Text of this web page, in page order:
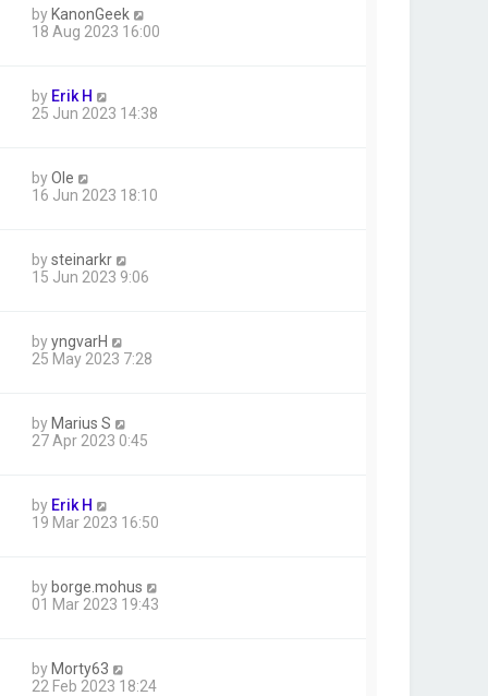
by KanonGeek
18 Aug 2023 16:00
by Erik H
25 Jun 2023 14:38
byOle
16 Jun 2023 18:10
bysteinarkr
15 Jun 2023 9:06
byyngvarH
25 May 2023 7:28
by Marius S
27 Apr 2023 0:45
by Erik H
19 Mar 2023 16:50
by borge.mohus
01 Mar 2023 19:43
by Morty63
22 Feb 2023 18:24